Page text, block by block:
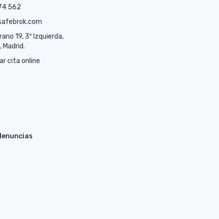
562
19, 3º Izquierda,
Madrid.
cita online